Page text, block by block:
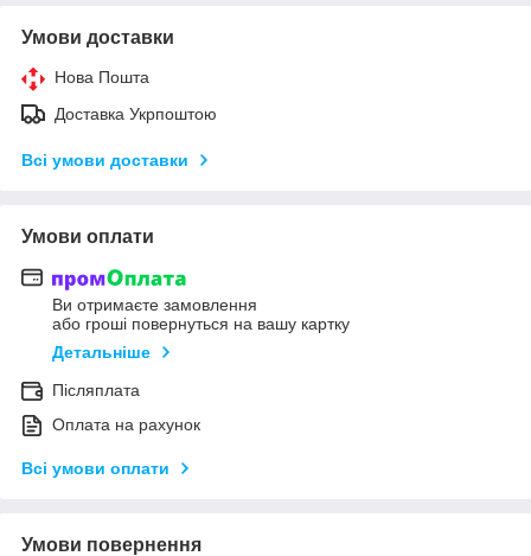
Умови доставки
Нова Пошта
Доставка Укрпоштою
Всі умови доставки
Умови оплати
Ви отримаєте замовлення
або гроші повернуться на вашу картку
Детальніше
Післяплата
Оплата на рахунок
Всі умови оплати
Умови повернення